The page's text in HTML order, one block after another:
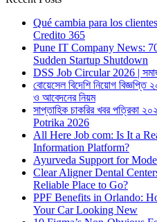
Qué cambia para los
Credito 365
Pune IT Company News:
Sudden Startup Shutdown
DSS Job Circular 2026 |
বোয়েসেল বিদেশি নিয়োগ
ও আবেদনের নিয়ম
সাপ্তাহিক চাকরির খবর
Potrika 2026
All Here Job com: Is It a
Information Platform?
Ayurveda Support for
Clear Aligner Dental
Reliable Place to Go?
PPF Benefits in Orlando:
Your Car Looking New